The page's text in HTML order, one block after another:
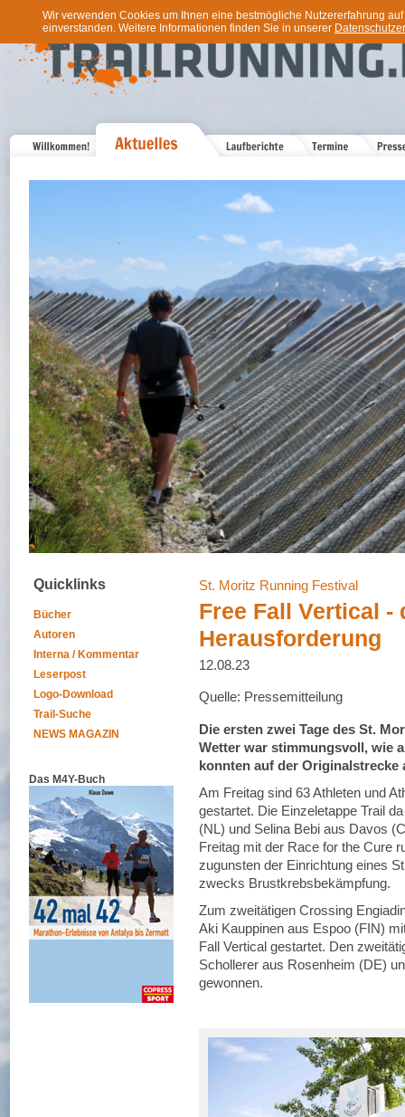
Wir verwenden Cookies um Ihnen eine bestmögliche Nutzererfahrung
einverstanden. Weitere Informationen finden Sie in unserer
Quicklinks
Bücher
Autoren
Interna / Kommentar
Leserpost
Logo-Download
Trail-Suche
NEWS MAGAZIN
Das M4Y-Buch
St. Moritz Running Festival
Free Fall Vertical -
Herausforderung
12.08.23
Quelle: Pressemitteilung
Die ersten zwei Tage des St.
Wetter war stimmungsvoll, wie
konnten auf der Originalstrecke
Am Freitag sind 63 Athleten und
gestartet. Die Einzeletappe Trail
(NL) und Selina Bebi aus Davos
Freitag mit der Race for the Cure
zugunsten der Einrichtung eines
zwecks Brustkrebsbekämpfung.
Zum zweitätigen Crossing
Aki Kauppinen aus Espoo (FIN)
Fall Vertical gestartet. Den
Schollerer aus Rosenheim (DE)
gewonnen.